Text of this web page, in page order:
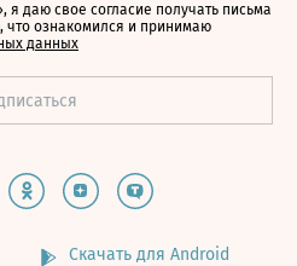
я даю свое согласие получать письма
что ознакомился и принимаю
данных
Скачать для Android